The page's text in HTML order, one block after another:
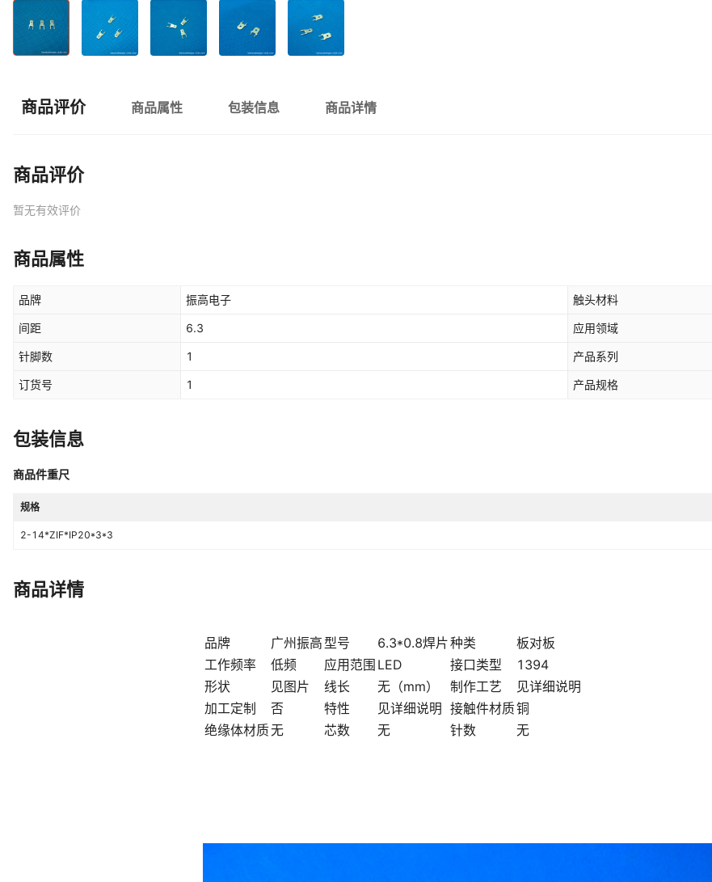
商品评价 商品属性 包装信息 商品详情
商品评价
暂无有效评价
商品属性
品牌 振高电子 触头材料
间距 6.3 应用领域
针脚数 1 产品系列
订货号 1 产品规格
包装信息
商品件重尺
规格
2-14*ZIF*IP20*3*3
商品详情